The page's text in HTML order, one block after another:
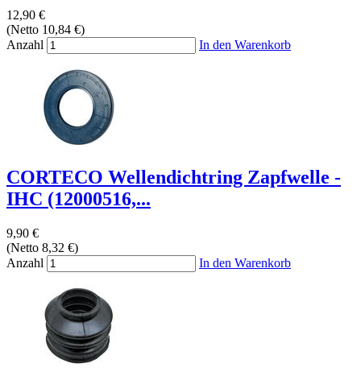
12,90 €
(Netto 10,84 €)
Anzahl
In den Warenkorb
CORTECO Wellendichtring Zapfwelle -
IHC (12000516,...
9,90 €
(Netto 8,32 €)
Anzahl
In den Warenkorb